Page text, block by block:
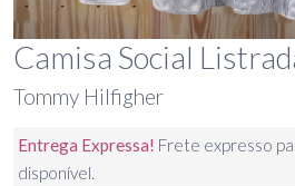
Camisa Social
Tommy Hilfigher
Entrega Expressa! Frete expresso
disponível.